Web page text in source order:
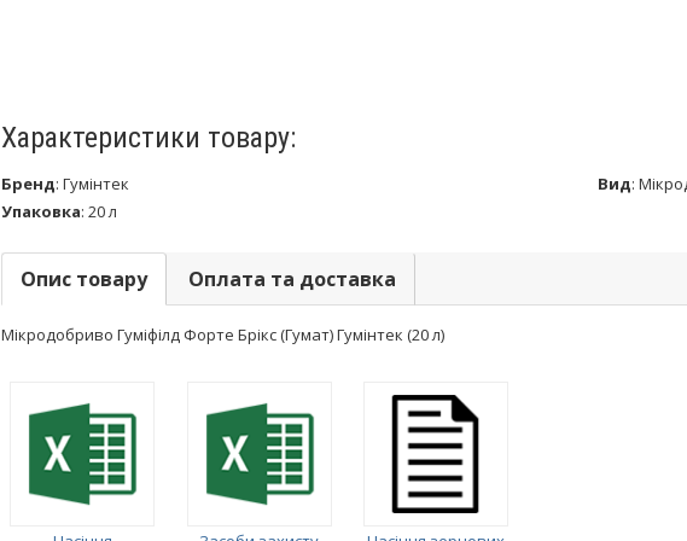
Характеристики товару:
Бренд: Гумінтек Вид:
Упаковка: 20 л
Опис товару Оплата та доставка
Мікродобриво Гуміфілд Форте Брікс (Гумат) Гумінтек (20 л)